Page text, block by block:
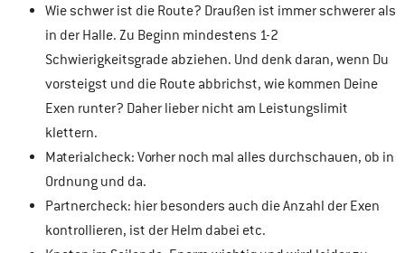
Wie schwer ist die Route? Draußen ist immer schwerer als
in der Halle. Zu Beginn mindestens 1-2
Schwierigkeitsgrade abziehen. Und denk daran, wenn Du
vorsteigst und die Route abbrichst, wie kommen Deine
Exen runter? Daher lieber nicht am Leistungslimit
klettern.
Materialcheck: Vorher noch mal alles durchschauen, ob in
Ordnung und da.
Partnercheck: hier besonders auch die Anzahl der Exen
kontrollieren, ist der Helm dabei etc.